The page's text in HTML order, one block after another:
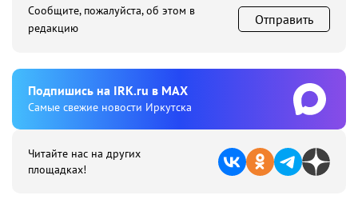
Сообщите, пожалуйста, об этом в
редакцию
Отправить
Подпишиcь на IRK.ru в MAX
Cамые свежие новости Иркутска
Читайте нас на других
площадках!